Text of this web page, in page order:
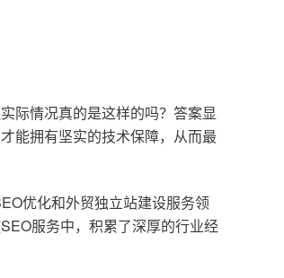
际情况真的是这样的吗？答案显
能拥有坚实的技术保障，从而最
优化和外贸独立站建设服务领
服务中，积累了深厚的行业经